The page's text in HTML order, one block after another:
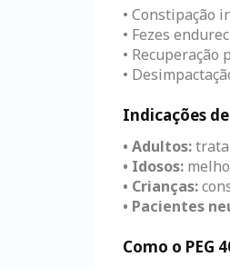
• Constipação
• Fezes
•
•
Indicações de
• Adultos:
• Idosos:
• Crianças:
• Pacientes
Como o PEG